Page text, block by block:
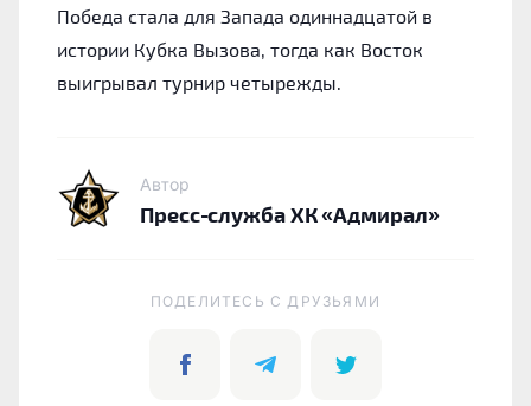
Победа стала для Запада одиннадцатой в
истории Кубка Вызова, тогда как Восток
выигрывал турнир четырежды.
Автор
Пресс-служба ХК «Адмирал»
ПОДЕЛИТЕСЬ C ДРУЗЬЯМИ